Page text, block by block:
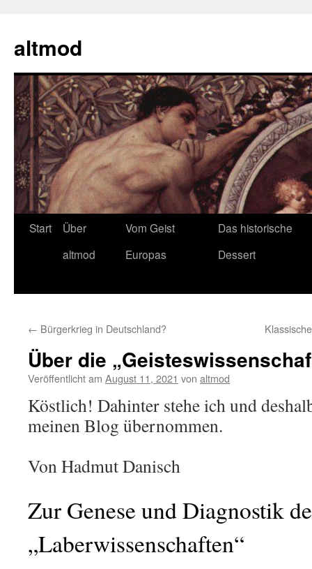
springen
altmod
Start
Über
altmod
Vom Geist
Europas
Das historische
Dessert
← Bürgerkrieg in Deutschland?
Über die
Veröffentlicht am August 11, 2021 von altmod
Köstlich! Dahinter stehe ich und
meinen Blog übernommen.
Von Hadmut Danisch
Zur Genese und Diagnostik
„Laberwissenschaften“